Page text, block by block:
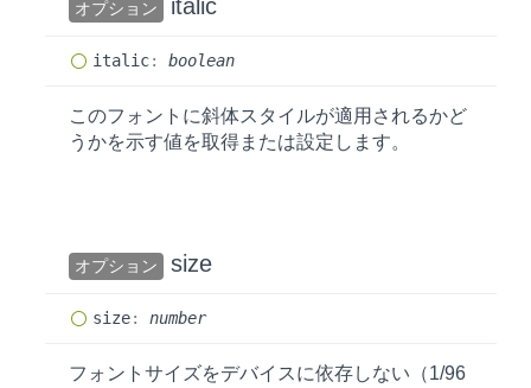
オプション italic
italic: boolean
このフォントに斜体スタイルが適用されるかど
うかを示す値を取得または設定します。
オプション size
size: number
フォントサイズをデバイスに依存しない（1/96